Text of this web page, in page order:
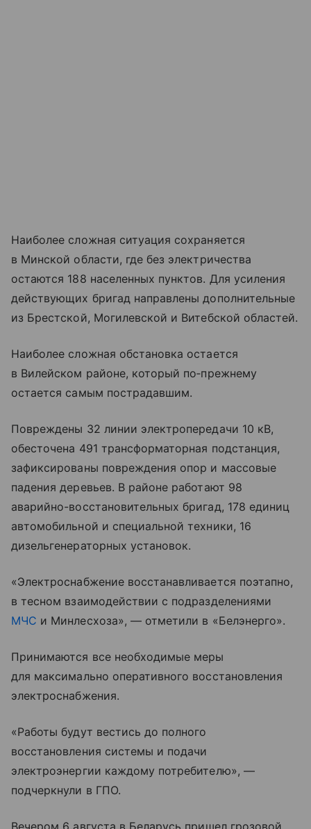
Наиболее сложная ситуация сохраняется
в Минской области, где без электричества
остаются 188 населенных пунктов. Для усиления
действующих бригад направлены дополнительные
из Брестской, Могилевской и Витебской областей.
Наиболее сложная обстановка остается
в Вилейском районе, который по‑прежнему
остается самым пострадавшим.
Повреждены 32 линии электропередачи 10 кВ,
обесточена 491 трансформаторная подстанция,
зафиксированы повреждения опор и массовые
падения деревьев. В районе работают 98
аварийно-восстановительных бригад, 178 единиц
автомобильной и специальной техники, 16
дизельгенераторных установок.
«Электроснабжение восстанавливается поэтапно,
в тесном взаимодействии с подразделениями
МЧС и Минлесхоза», — отметили в «Белэнерго».
Принимаются все необходимые меры
для максимально оперативного восстановления
электроснабжения.
«Работы будут вестись до полного
восстановления системы и подачи
электроэнергии каждому потребителю», —
подчеркнули в ГПО.